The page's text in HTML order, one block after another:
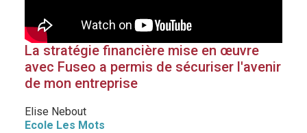
La stratégie financière mise en œuvre
avec Fuseo a permis de sécuriser l'avenir
de mon entreprise
Elise Nebout
Ecole Les Mots